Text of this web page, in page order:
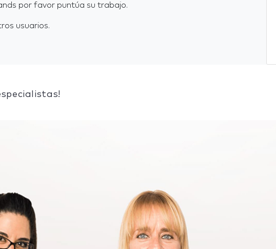
por favor puntúa su trabajo.
usuarios.